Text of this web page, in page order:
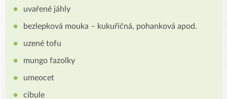
uvařené jáhly
bezlepková mouka – kukuřičná, pohanková apod.
uzené tofu
mungo fazolky
umeocet
cibule